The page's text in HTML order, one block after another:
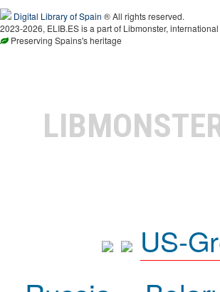
Digital Library of Spain ® All rights reserved.
2023-2026, ELIB.ES is a part of Libmonster,
Preserving Spains's heritage
US-